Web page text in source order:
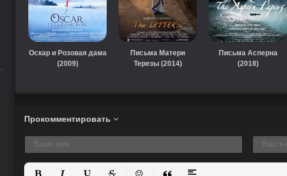
Оскар и Розовая дама
(2009)
Письма Матери
Терезы (2014)
Письма Асперна
(2018)
Прокомментировать